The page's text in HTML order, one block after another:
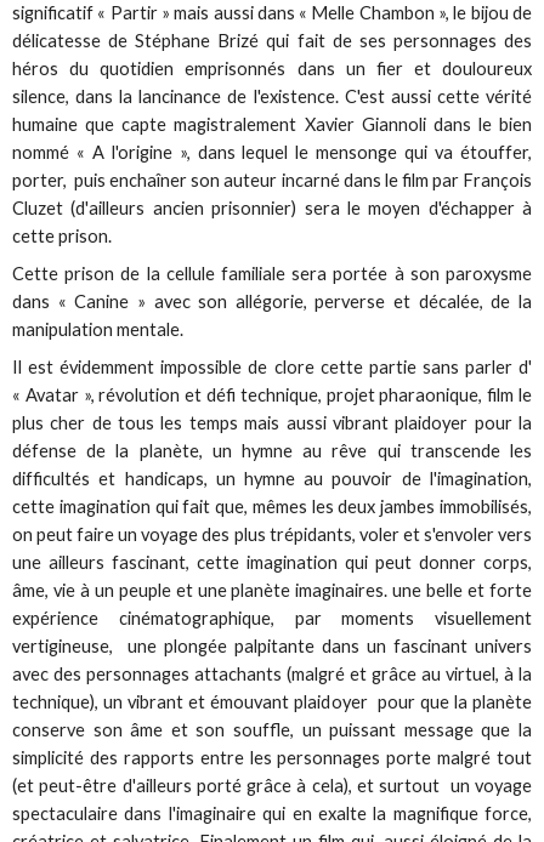
significatif « Partir » mais aussi dans « Melle Chambon », le bijou de
délicatesse de Stéphane Brizé qui fait de ses personnages des
héros du quotidien emprisonnés dans un fier et douloureux
silence, dans la lancinance de l'existence. C'est aussi cette vérité
humaine que capte magistralement Xavier Giannoli dans le bien
nommé « A l'origine », dans lequel le mensonge qui va étouffer,
porter, puis enchaîner son auteur incarné dans le film par François
Cluzet (d'ailleurs ancien prisonnier) sera le moyen d'échapper à
cette prison.
Cette prison de la cellule familiale sera portée à son paroxysme
dans « Canine » avec son allégorie, perverse et décalée, de la
manipulation mentale.
Il est évidemment impossible de clore cette partie sans parler d'
« Avatar », révolution et défi technique, projet pharaonique, film le
plus cher de tous les temps mais aussi vibrant plaidoyer pour la
défense de la planète, un hymne au rêve qui transcende les
difficultés et handicaps, un hymne au pouvoir de l'imagination,
cette imagination qui fait que, mêmes les deux jambes immobilisés,
on peut faire un voyage des plus trépidants, voler et s'envoler vers
une ailleurs fascinant, cette imagination qui peut donner corps,
âme, vie à un peuple et une planète imaginaires. une belle et forte
expérience cinématographique, par moments visuellement
vertigineuse, une plongée palpitante dans un fascinant univers
avec des personnages attachants (malgré et grâce au virtuel, à la
technique), un vibrant et émouvant plaidoyer pour que la planète
conserve son âme et son souffle, un puissant message que la
simplicité des rapports entre les personnages porte malgré tout
(et peut-être d'ailleurs porté grâce à cela), et surtout un voyage
spectaculaire dans l'imaginaire qui en exalte la magnifique force,